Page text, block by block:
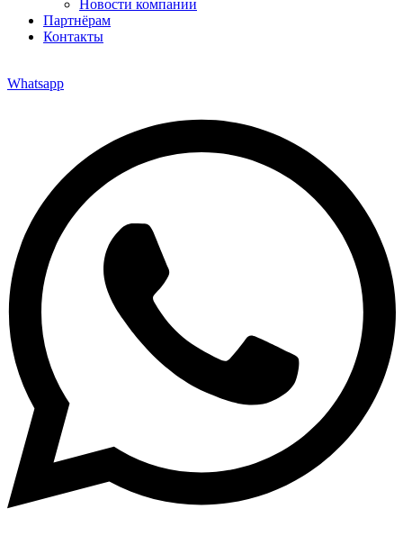
Новости компании
Партнёрам
Контакты
Whatsapp